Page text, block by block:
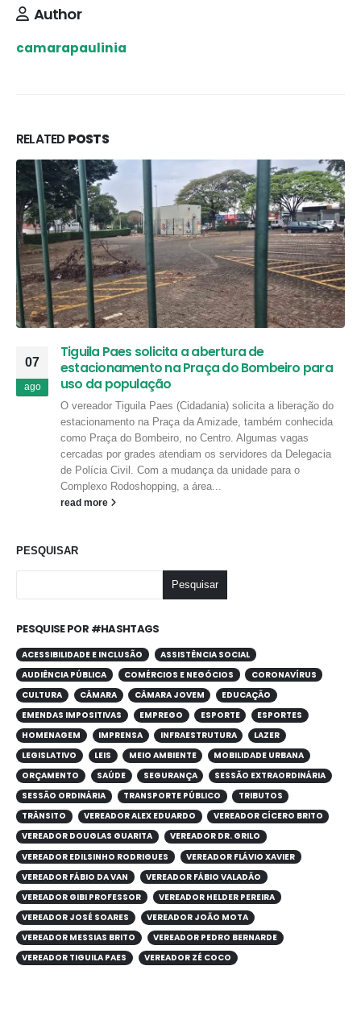
Author
camarapaulinia
RELATEDPOSTS
07
ago
Tiguila Paes solicita a abertura de
estacionamento na Praça do Bombeiro para
uso da população
O vereador Tiguila Paes (Cidadania) solicita a liberação do
estacionamento na Praça da Amizade, também conhecida
como Praça do Bombeiro, no Centro. Algumas vagas
cercadas por grades atendiam os servidores da Delegacia
de Polícia Civil. Com a mudança da unidade para o
Complexo Rodoshopping, a área...
read more
PESQUISAR
Pesquisar
PESQUISE POR #HASHTAGS
ACESSIBILIDADE E INCLUSÃO
ASSISTÊNCIA SOCIAL
AUDIÊNCIA PÚBLICA
COMÉRCIOS E NEGÓCIOS
CORONAVÍRUS
CULTURA
CÂMARA CÂMARA JOVEM
EDUCAÇÃO
EMENDAS IMPOSITIVAS
EMPREGO ESPORTE
ESPORTES
HOMENAGEM
IMPRENSA INFRAESTRUTURA
LAZER
LEGISLATIVO
LEIS MEIO AMBIENTE
MOBILIDADE URBANA
ORÇAMENTO
SAÚDE SEGURANÇA
SESSÃO EXTRAORDINÁRIA
SESSÃO ORDINÁRIA
TRANSPORTE PÚBLICO
TRIBUTOS
TRÂNSITO
VEREADOR ALEX EDUARDO
VEREADOR CÍCERO BRITO
VEREADOR DOUGLAS GUARITA
VEREADOR DR. GRILO
VEREADOR EDILSINHO RODRIGUES
VEREADOR FLÁVIO XAVIER
VEREADOR FÁBIO DA VAN
VEREADOR FÁBIO VALADÃO
VEREADOR GIBI PROFESSOR
VEREADOR HELDER PEREIRA
VEREADOR JOSÉ SOARES
VEREADOR JOÃO MOTA
VEREADOR MESSIAS BRITO
VEREADOR PEDRO BERNARDE
VEREADOR TIGUILA PAES
VEREADOR ZÉ COCO